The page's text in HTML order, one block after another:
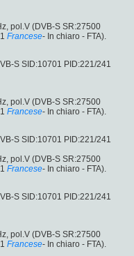
pol.V (DVB-S SR:27500
Francese- In chiaro - FTA).
S SID:10701 PID:221/241
pol.V (DVB-S SR:27500
Francese- In chiaro - FTA).
S SID:10701 PID:221/241
pol.V (DVB-S SR:27500
Francese- In chiaro - FTA).
S SID:10701 PID:221/241
pol.V (DVB-S SR:27500
Francese- In chiaro - FTA).